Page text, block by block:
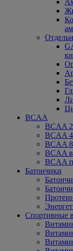
BCAA
BCAA
BCAA
BCAA
BCAA в
BCAA
Батончики
Спортивные